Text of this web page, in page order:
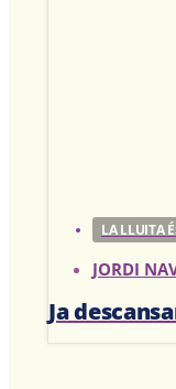
LA LLUITA
JORDI
Ja